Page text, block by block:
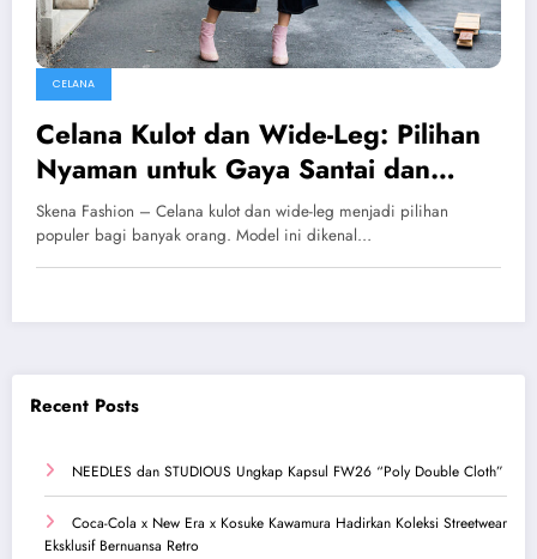
CELANA
Celana Kulot dan Wide-Leg: Pilihan
Nyaman untuk Gaya Santai dan
Stylish
Skena Fashion – Celana kulot dan wide-leg menjadi pilihan
populer bagi banyak orang. Model ini dikenal…
Recent Posts
NEEDLES dan STUDIOUS Ungkap Kapsul FW26 “Poly Double Cloth”
Coca-Cola x New Era x Kosuke Kawamura Hadirkan Koleksi Streetwear
Eksklusif Bernuansa Retro